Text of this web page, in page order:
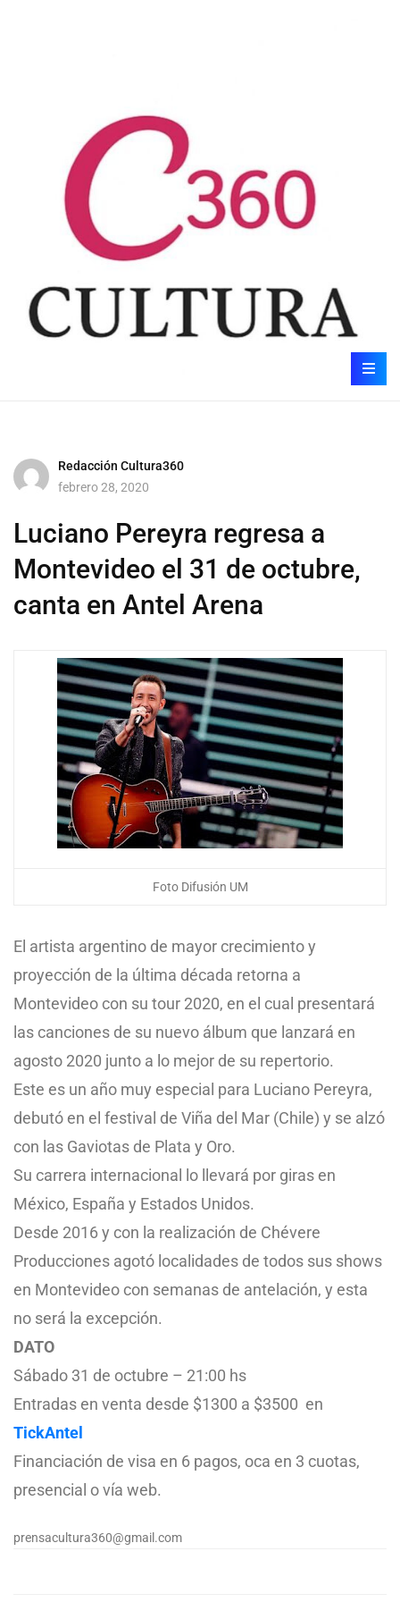
Redacción Cultura360
febrero 28, 2020
Luciano Pereyra regresa a
Montevideo el 31 de octubre,
canta en Antel Arena
Foto Difusión UM
El artista argentino de mayor crecimiento y
proyección de la última década retorna a
Montevideo con su tour 2020, en el cual presentará
las canciones de su nuevo álbum que lanzará en
agosto 2020 junto a lo mejor de su repertorio.
Este es un año muy especial para Luciano Pereyra,
debutó en el festival de Viña del Mar (Chile) y se alzó
con las Gaviotas de Plata y Oro.
Su carrera internacional lo llevará por giras en
México, España y Estados Unidos.
Desde 2016 y con la realización de Chévere
Producciones agotó localidades de todos sus shows
en Montevideo con semanas de antelación, y esta
no será la excepción.
DATO
Sábado 31 de octubre – 21:00 hs
Entradas en venta desde $1300 a $3500 en
TickAntel
Financiación de visa en 6 pagos, oca en 3 cuotas,
presencial o vía web.
prensacultura360@gmail.com